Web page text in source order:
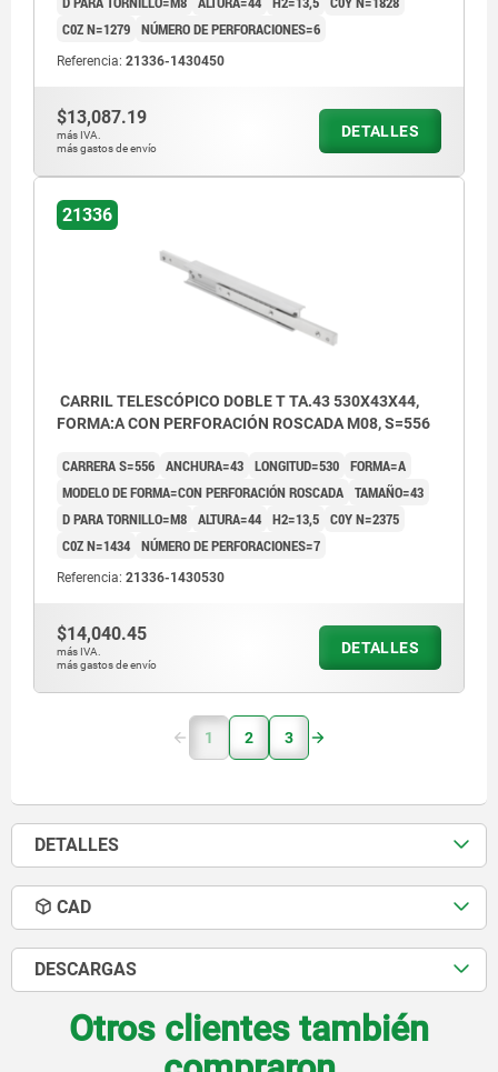
C0Z N=1279 NÚMERO DE PERFORACIONES=6
Referencia: 21336-1430450
$13,087.19
más IVA.
más gastos de envío
DETALLES
21336
CARRIL TELESCÓPICO DOBLE T TA.43 530X43X44,
FORMA:A CON PERFORACIÓN ROSCADA M08, S=556
CARRERA S=556 ANCHURA=43 LONGITUD=530 FORMA=A
MODELO DE FORMA=CON PERFORACIÓN ROSCADA TAMAÑO=43
D PARA TORNILLO=M8 ALTURA=44 H2=13,5 C0Y N=2375
C0Z N=1434 NÚMERO DE PERFORACIONES=7
Referencia: 21336-1430530
$14,040.45
más IVA.
más gastos de envío
DETALLES
1 2 3
DETALLES
CAD
DESCARGAS
Otros clientes también